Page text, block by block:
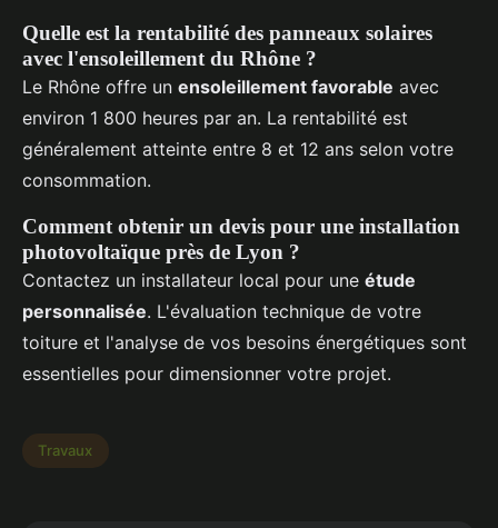
Quelle est la rentabilité des panneaux solaires
avec l'ensoleillement du Rhône ?
Le Rhône offre un ensoleillement favorable avec
environ 1 800 heures par an. La rentabilité est
généralement atteinte entre 8 et 12 ans selon votre
consommation.
Comment obtenir un devis pour une installation
photovoltaïque près de Lyon ?
Contactez un installateur local pour une étude
personnalisée. L'évaluation technique de votre
toiture et l'analyse de vos besoins énergétiques sont
essentielles pour dimensionner votre projet.
Travaux